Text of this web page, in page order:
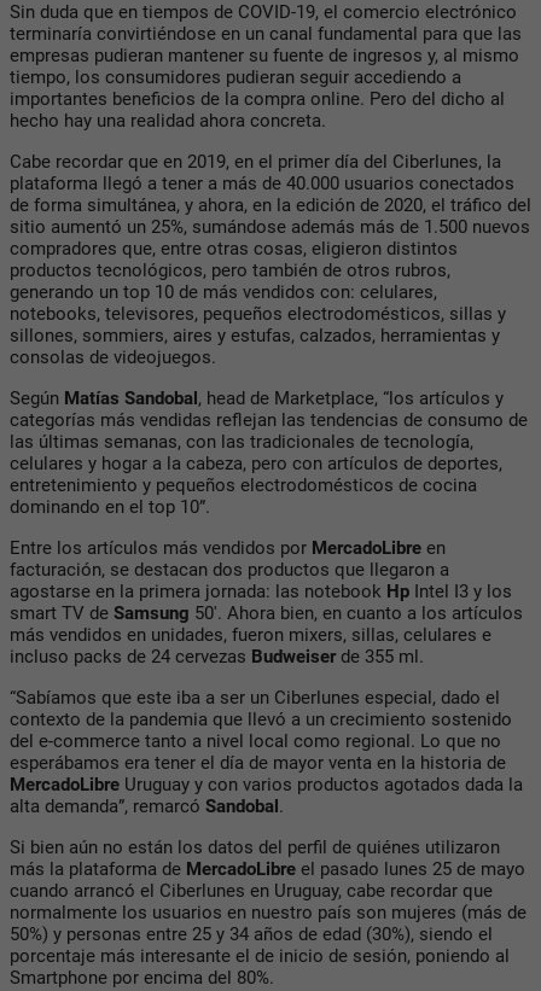
Sin duda que en tiempos de COVID-19, el comercio electrónico
terminaría convirtiéndose en un canal fundamental para que las
empresas pudieran mantener su fuente de ingresos y, al mismo
tiempo, los consumidores pudieran seguir accediendo a
importantes beneficios de la compra online. Pero del dicho al
hecho hay una realidad ahora concreta.
Cabe recordar que en 2019, en el primer día del Ciberlunes, la
plataforma llegó a tener a más de 40.000 usuarios conectados
de forma simultánea, y ahora, en la edición de 2020, el tráfico del
sitio aumentó un 25%, sumándose además más de 1.500 nuevos
compradores que, entre otras cosas, eligieron distintos
productos tecnológicos, pero también de otros rubros,
generando un top 10 de más vendidos con: celulares,
notebooks, televisores, pequeños electrodomésticos, sillas y
sillones, sommiers, aires y estufas, calzados, herramientas y
consolas de videojuegos.
Según Matías Sandobal, head de Marketplace, “los artículos y
categorías más vendidas reflejan las tendencias de consumo de
las últimas semanas, con las tradicionales de tecnología,
celulares y hogar a la cabeza, pero con artículos de deportes,
entretenimiento y pequeños electrodomésticos de cocina
dominando en el top 10”.
Entre los artículos más vendidos por MercadoLibre en
facturación, se destacan dos productos que llegaron a
agostarse en la primera jornada: las notebook Hp Intel I3 y los
smart TV de Samsung 50'. Ahora bien, en cuanto a los artículos
más vendidos en unidades, fueron mixers, sillas, celulares e
incluso packs de 24 cervezas Budweiserde 355 ml.
“Sabíamos que este iba a ser un Ciberlunes especial, dado el
contexto de la pandemia que llevó a un crecimiento sostenido
del e-commerce tanto a nivel local como regional. Lo que no
esperábamos era tener el día de mayor venta en la historia de
MercadoLibre Uruguay y con varios productos agotados dada la
alta demanda”, remarcó Sandobal.
Si bien aún no están los datos del perfil de quiénes utilizaron
más la plataforma de MercadoLibre el pasado lunes 25 de mayo
cuando arrancó el Ciberlunes en Uruguay, cabe recordar que
normalmente los usuarios en nuestro país son mujeres (más de
50%) y personas entre 25 y 34 años de edad (30%), siendo el
porcentaje más interesante el de inicio de sesión, poniendo al
Smartphone por encima del 80%.